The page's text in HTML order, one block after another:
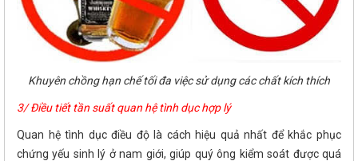
Khuyên chồng hạn chế tối đa việc sử dụng các chất kích thích
3/ Điều tiết tần suất quan hệ tình dục hợp lý
Quan hệ tình dục điều độ là cách hiệu quả nhất để khắc phục
chứng yếu sinh lý ở nam giới, giúp quý ông kiểm soát được quá